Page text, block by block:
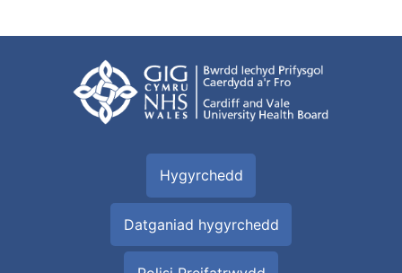
Hygyrchedd
Datganiad hygyrchedd